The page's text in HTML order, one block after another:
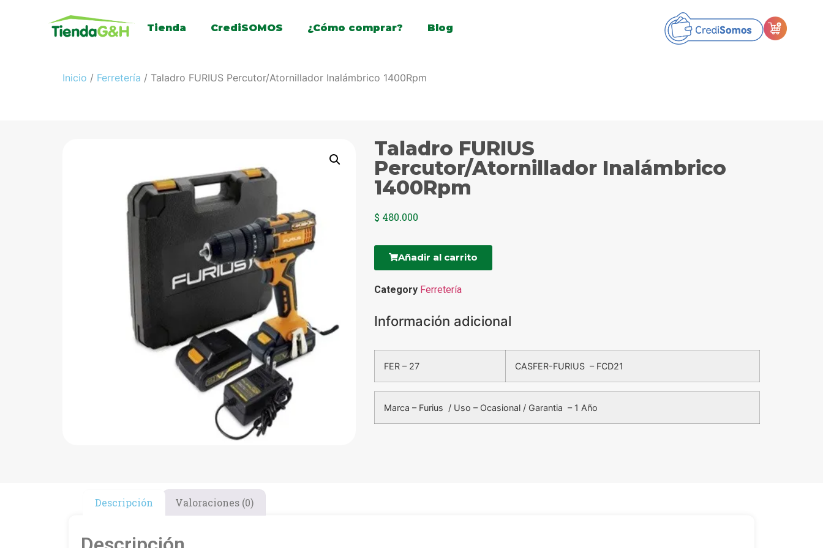
Tienda CrediSOMOS ¿Cómo comprar? Blog
Inicio / Ferretería / Taladro FURIUS Percutor/Atornillador Inalámbrico 1400Rpm
Taladro FURIUS
Percutor/Atornillador Inalámbrico
1400Rpm
$ 480.000
Añadir al carrito
Category Ferretería
Información adicional
FER – 27 CASFER-FURIUS – FCD21
Marca – Furius / Uso – Ocasional / Garantia – 1 Año
Descripción Valoraciones (0)